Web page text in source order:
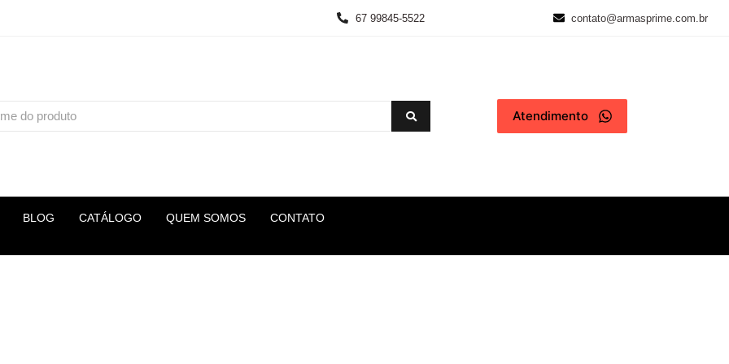
67 99845-5522 contato@armasprime.com.br
Atendimento
BLOG CATÁLOGO QUEM SOMOS CONTATO